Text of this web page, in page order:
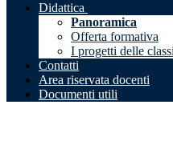
Didattica
Panoramica
Offerta formativa
I progetti delle classi
Contatti
Area riservata docenti
Documenti utili